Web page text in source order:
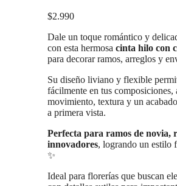
la
página
de
$2.990
Dale un toque romántico y
con esta hermosa cinta hilo con
para decorar ramos, arreglos y
Su diseño liviano y flexible
fácilmente en tus composiciones,
movimiento, textura y un
a primera vista.
Perfecta para ramos de novia,
innovadores, logrando un estilo
✨
Ideal para florerías que buscan